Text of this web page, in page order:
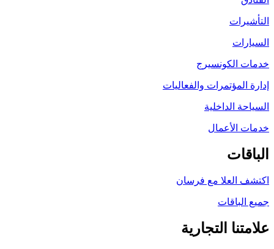
التأشيرات
السيارات
خدمات الكونسيرج
إدارة المؤتمرات والفعاليات
السياحة الداخلية
خدمات الأعمال
الباقات
اكتشف العلا مع فرسان
جميع الباقات
علامتنا التجارية